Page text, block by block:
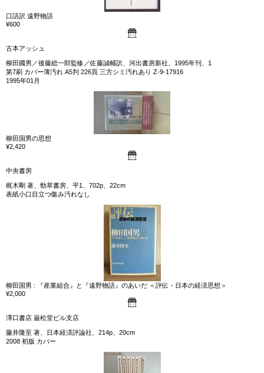
口語訳 遠野物語
¥600
古本アッシュ
柳田國男／後藤総一郎監修／佐藤誠輔訳、河出書房新社、1995年刊、1
第7刷 カバー薄汚れ A5判 226頁 三方シミ汚れあり Z-9-17916
1995年01月
柳田国男の思想
¥2,420
中央書房
梶木剛 著、勁草書房、平1、702p、22cm
表紙小口目立つ傷み汚れなし
柳田国男 : 『産業組合』と『遠野物語』のあいだ ＜評伝・日本の経済思想＞
¥2,000
澤口書店 巌松堂ビル支店
藤井隆至 著、日本経済評論社、214p、20cm
2008 初版 カバー